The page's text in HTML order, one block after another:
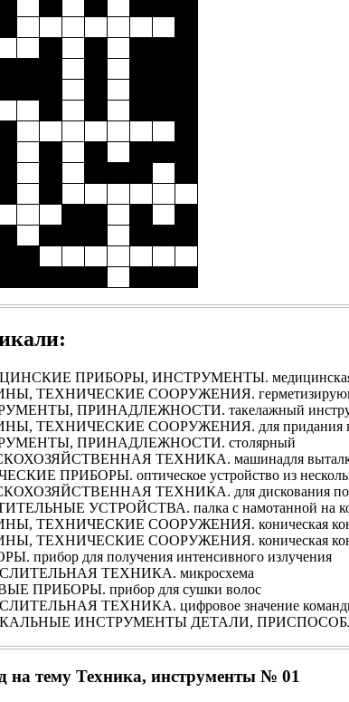
ПРИБОРЫ, ИНСТРУМЕНТЫ. медицинская
ТЕХНИЧЕСКИЕ СООРУЖЕНИЯ.
ПРИНАДЛЕЖНОСТИ. такелажный
ТЕХНИЧЕСКИЕ СООРУЖЕНИЯ. для придания
ПРИНАДЛЕЖНОСТИ. столярный
ТЕХНИКА. машинадля
ПРИБОРЫ. оптическое устройство из
ТЕХНИКА. для дискования
УСТРОЙСТВА. палка с намотанной на
ТЕХНИЧЕСКИЕ СООРУЖЕНИЯ. коническая
ТЕХНИЧЕСКИЕ СООРУЖЕНИЯ. коническая
прибор для получения интенсивного излучения
ТЕХНИКА. микросхема
ПРИБОРЫ. прибор для сушки волос
ТЕХНИКА. цифровое значение
ИНСТРУМЕНТЫ ДЕТАЛИ,
на тему Техника, инструменты № 01